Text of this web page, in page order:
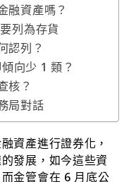
融資產嗎？
列為存貨
認列？
向少 1 類？
核？
局對話
資產進行證券化，
發展，如今這些資
金管會在 6 月底公